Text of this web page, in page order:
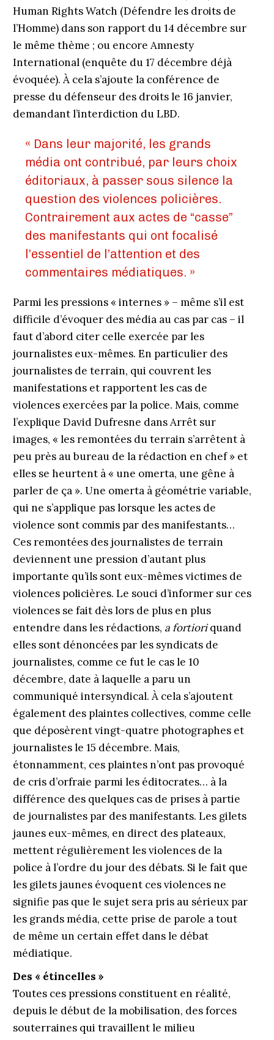
Human Rights Watch (Défendre les droits de
l’Homme) dans son rapport du 14 décembre sur
le même thème ; ou encore Amnesty
International (enquête du 17 décembre déjà
évoquée). À cela s’ajoute la conférence de
presse du défenseur des droits le 16 janvier,
demandant l’interdiction du LBD.
« Dans leur majorité, les grands
média ont contribué, par leurs choix
éditoriaux, à passer sous silence la
question des violences policières.
Contrairement aux actes de “casse”
des manifestants qui ont focalisé
l’essentiel de l’attention et des
commentaires médiatiques. »
Parmi les pressions « internes » – même s’il est
difficile d’évoquer des média au cas par cas – il
faut d’abord citer celle exercée par les
journalistes eux-mêmes. En particulier des
journalistes de terrain, qui couvrent les
manifestations et rapportent les cas de
violences exercées par la police. Mais, comme
l’explique David Dufresne dans Arrêt sur
images, « les remontées du terrain s’arrêtent à
peu près au bureau de la rédaction en chef » et
elles se heurtent à « une omerta, une gêne à
parler de ça ». Une omerta à géométrie variable,
qui ne s’applique pas lorsque les actes de
violence sont commis par des manifestants…
Ces remontées des journalistes de terrain
deviennent une pression d’autant plus
importante qu’ils sont eux-mêmes victimes de
violences policières. Le souci d’informer sur ces
violences se fait dès lors de plus en plus
entendre dans les rédactions, a fortioriquand
elles sont dénoncées par les syndicats de
journalistes, comme ce fut le cas le 10
décembre, date à laquelle a paru un
communiqué intersyndical. À cela s’ajoutent
également des plaintes collectives, comme celle
que déposèrent vingt-quatre photographes et
journalistes le 15 décembre. Mais,
étonnamment, ces plaintes n’ont pas provoqué
de cris d’orfraie parmi les éditocrates… à la
différence des quelques cas de prises à partie
de journalistes par des manifestants. Les gilets
jaunes eux-mêmes, en direct des plateaux,
mettent régulièrement les violences de la
police à l’ordre du jour des débats. Si le fait que
les gilets jaunes évoquent ces violences ne
signifie pas que le sujet sera pris au sérieux par
les grands média, cette prise de parole a tout
de même un certain effet dans le débat
médiatique.
Des « étincelles »
Toutes ces pressions constituent en réalité,
depuis le début de la mobilisation, des forces
souterraines qui travaillent le milieu